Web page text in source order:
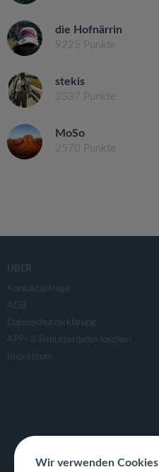
die Hofnärrin
9225 Punkte
stekis
3337 Punkte
MoSo
2570 Punkte
ÜBER
Kontaktanfrage
AGB
Datenschutzerklärung
APP- & Benutzerdaten löschen
Impressum
Wir verwenden Cookies